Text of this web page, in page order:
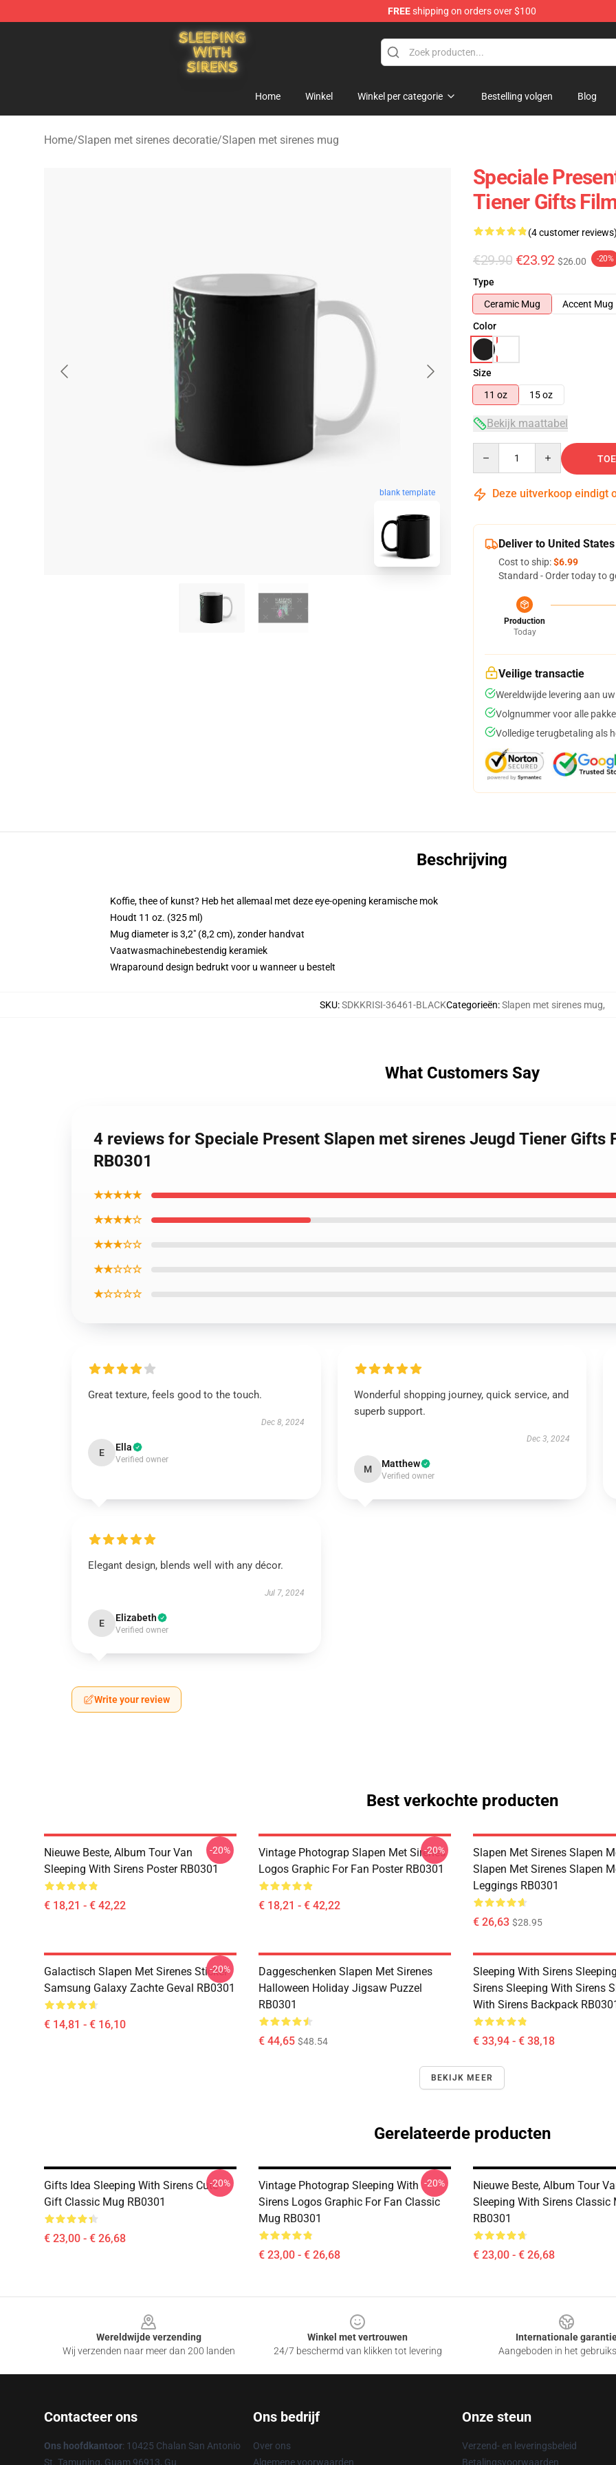
FREEshipping on orders over $100
Sleeping With Sirens Store - Official Sleeping With Sirens Merchandise Shop
Home Winkel Winkel per categorie Bestelling volgen Blog
Home/Slapen met sirenes decoratie/Slapen met sirenes mug
blank template
Speciale
Tiener Gifts
(4 customer reviews)
€29.90 €23.92 $26.00 -20%
Type
Ceramic Mug
Accent Mug
Color
Size
11 oz
15 oz
Bekijk maattabel
Deze uitverkoop eindigt
Deliver to United States
Cost to ship:$6.99
Standard - Order today to
Production
Today
Veilige transactie
Wereldwijde levering aan
Volgnummer voor alle
Volledige terugbetaling als
Beschrijving
Koffie, thee of kunst? Heb het allemaal met deze eye-opening keramische mok
Houdt 11 oz. (325 ml)
Mug diameter is 3,2" (8,2 cm), zonder handvat
Vaatwasmachinebestendig keramiek
Wraparound design bedrukt voor u wanneer u bestelt
SKU:SDKKRISI-36461-BLACKCategorieën:Slapen met sirenes mug,
What Customers Say
4 reviews for Speciale Present Slapen met sirenes Jeugd Tiener Gifts
RB0301
★★★★★
★★★★☆
★★★☆☆
★★☆☆☆
★☆☆☆☆
Great texture, feels good to the touch.
Dec 8, 2024
E Ella
Verified owner
Wonderful shopping journey, quick service, and
superb support.
Dec 3, 2024
M Matthew
Verified owner
Elegant design, blends well with any décor.
Jul 7, 2024
E Elizabeth
Verified owner
Write your review
Best verkochte producten
Nieuwe Beste, Album Tour Van
Sleeping With Sirens Poster RB0301
€ 18,21 - € 42,22
-20%
Vintage Photograp Slapen Met Sirenes
Logos Graphic For Fan Poster RB0301
€ 18,21 - € 42,22
-20%
Slapen Met Sirenes Slapen
Slapen Met Sirenes Slapen
Leggings RB0301
€ 26,63 $28.95
Galactisch Slapen Met Sirenes Sticker
Samsung Galaxy Zachte Geval RB0301
€ 14,81 - € 16,10
-20%
Daggeschenken Slapen Met Sirenes
Halloween Holiday Jigsaw Puzzel
RB0301
€ 44,65 $48.54
Sleeping With Sirens
Sirens Sleeping With Sirens
With Sirens Backpack
€ 33,94 - € 38,18
BEKIJK MEER
Gerelateerde producten
Gifts Idea Sleeping With Sirens Cute
Gift Classic Mug RB0301
€ 23,00 - € 26,68
-20%
Vintage Photograp Sleeping With
Sirens Logos Graphic For Fan Classic
Mug RB0301
€ 23,00 - € 26,68
-20%
Nieuwe Beste, Album Tour
Sleeping With Sirens Classic
RB0301
€ 23,00 - € 26,68
Wereldwijde verzending
Wij verzenden naar meer dan 200 landen
Winkel met vertrouwen
24/7 beschermd van klikken tot levering
Internationale
Aangeboden in het
Contacteer ons
Ons hoofdkantoor: 10425 Chalan San Antonio
St. Tamuning, Guam 96913, Gu
Ons bedrijf
Over ons
Algemene voorwaarden
Onze steun
Verzend- en leveringsbeleid
Betalingsvoorwaarden